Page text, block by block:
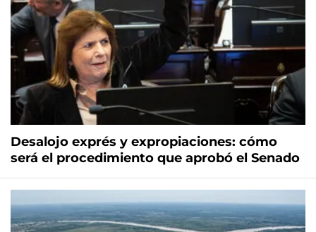
Desalojo exprés y expropiaciones: cómo
será el procedimiento que aprobó el Senado